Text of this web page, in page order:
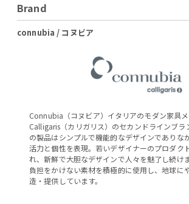
Brand
connubia / コヌビア
Connubia（コヌビア）イタリアのモダン家具
Calligaris（カリガリス）のセカンドラインブ
の製品はシンプルで機能的なデザインでありな
活力と個性を表現。若いデザイナーのプロダク
れ、新鮮で大胆なデザインで人々を魅了し続け
負担をかけない素材を積極的に使用し、地球に
造・提供しています。